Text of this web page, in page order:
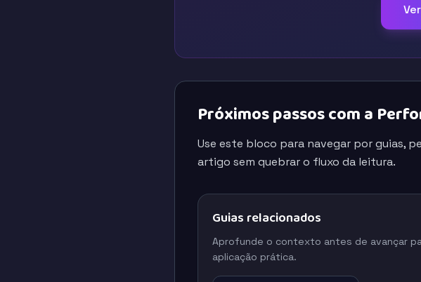
Próximos passos com a
Use este bloco para navegar por guias,
artigo sem quebrar o fluxo da leitura.
Guias relacionados
Aprofunde o contexto antes de avançar
aplicação prática.